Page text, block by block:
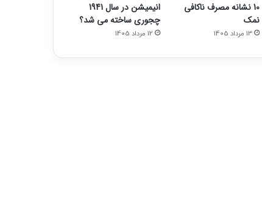
10 نشانه مصرف ناکافی
نمک
13 مرداد 1405
انیمیشن در سال 1941
چجوری ساخته می شد؟
12 مرداد 1405